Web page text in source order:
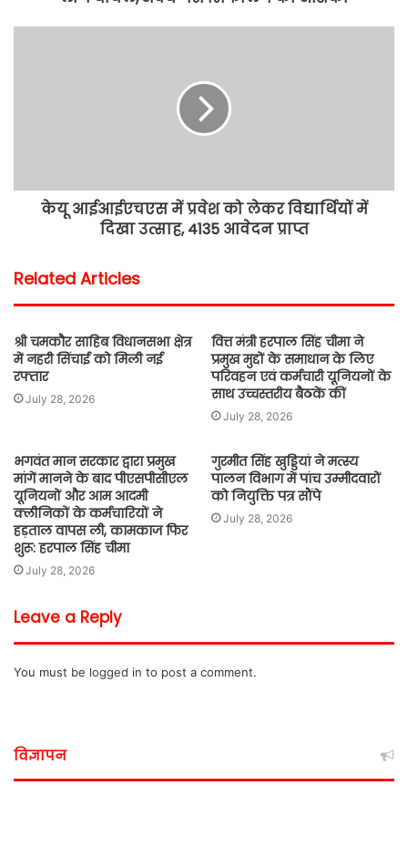
केयू आईआईएचएस में प्रवेश को लेकर विद्यार्थियों में
दिखा उत्साह, 4135 आवेदन प्राप्त
Related Articles
श्री चमकौर साहिब विधानसभा क्षेत्र
में नहरी सिंचाई को मिली नई
रफ्तार
July 28, 2026
वित्त मंत्री हरपाल सिंह चीमा ने
प्रमुख मुद्दों के समाधान के लिए
परिवहन एवं कर्मचारी यूनियनों के
साथ उच्चस्तरीय बैठकें कीं
July 28, 2026
भगवंत मान सरकार द्वारा प्रमुख
मांगें मानने के बाद पीएसपीसीएल
यूनियनों और आम आदमी
क्लीनिकों के कर्मचारियों ने
हड़ताल वापस ली, कामकाज फिर
शुरू: हरपाल सिंह चीमा
July 28, 2026
गुरमीत सिंह खुड्डियां ने मत्स्य
पालन विभाग में पांच उम्मीदवारों
को नियुक्ति पत्र सौंपे
July 28, 2026
Leave a Reply
You must be logged in to post a comment.
विज्ञापन